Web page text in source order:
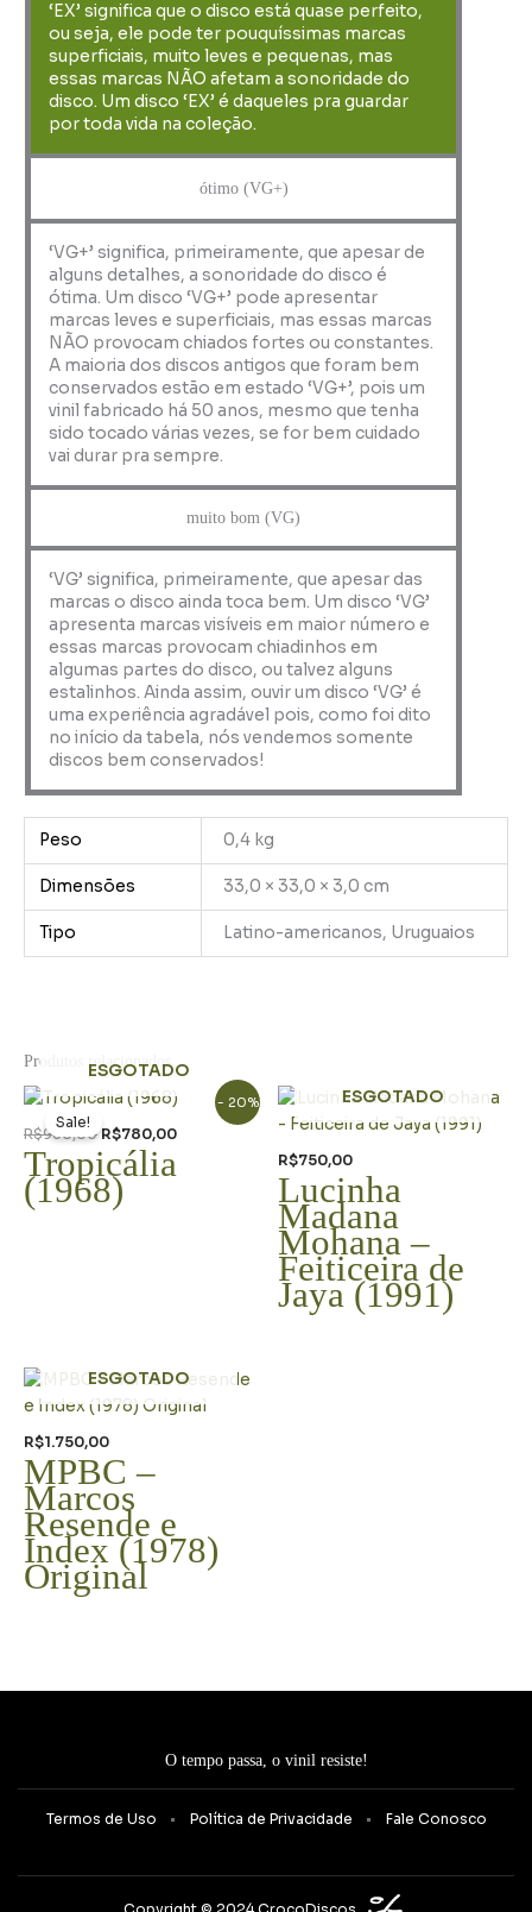
‘EX’ significa que o disco está quase perfeito,
ou seja, ele pode ter pouquíssimas marcas
superficiais, muito leves e pequenas, mas
essas marcas NÃO afetam a sonoridade do
disco. Um disco ‘EX’ é daqueles pra guardar
por toda vida na coleção.
ótimo (VG+)
‘VG+’ significa, primeiramente, que apesar de
alguns detalhes, a sonoridade do disco é
ótima. Um disco ‘VG+’ pode apresentar
marcas leves e superficiais, mas essas marcas
NÃO provocam chiados fortes ou constantes.
A maioria dos discos antigos que foram bem
conservados estão em estado ‘VG+’, pois um
vinil fabricado há 50 anos, mesmo que tenha
sido tocado várias vezes, se for bem cuidado
vai durar pra sempre.
muito bom (VG)
‘VG’ significa, primeiramente, que apesar das
marcas o disco ainda toca bem. Um disco ‘VG’
apresenta marcas visíveis em maior número e
essas marcas provocam chiadinhos em
algumas partes do disco, ou talvez alguns
estalinhos. Ainda assim, ouvir um disco ‘VG’ é
uma experiência agradável pois, como foi dito
no início da tabela, nós vendemos somente
discos bem conservados!
Peso 0,4 kg
Dimensões 33,0 × 33,0 × 3,0 cm
Tipo Latino-americanos, Uruguaios
Produtos relacionados
- 20%
ESGOTADO
Sale!
R$980,00
O
preço
original
era:
R$980,00.
R$780,00
O
preço
atual
R$780,00.
Tropicália
(1968)
ESGOTADO
R$750,00
Lucinha
Madana
Mohana –
Feiticeira de
Jaya (1991)
ESGOTADO
R$1.750,00
MPBC –
Marcos
Resende e
Index (1978)
Original
O tempo passa, o vinil resiste!
Termos de Uso Política de Privacidade Fale Conosco